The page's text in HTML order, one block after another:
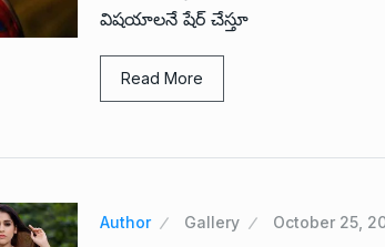
విషయాలనే షేర్ చేస్తూ
Read More
Author Gallery October 25,